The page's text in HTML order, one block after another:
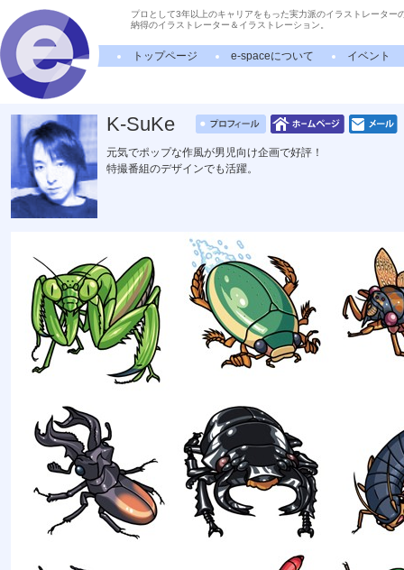
プロとして3年以上のキャリアをもった実力派のイラストレーター
納得のイラストレーター＆イラストレーション。
トップページ e-spaceについて イベント
K-SuKe
元気でポップな作風が男児向け企画で好評！
特撮番組のデザインでも活躍。